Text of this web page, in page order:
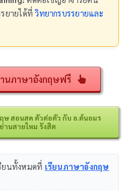
ยายได้ที่วิทยากรบรรยายและ
นภาษาอังกฤษฟรี
ษ สอนสด ตัวต่อตัว กับ อ.ต้นอมร
ย่านสายไหม รังสิต
ยนทั้งหมดที่ เรียนภาษาอังกฤษ